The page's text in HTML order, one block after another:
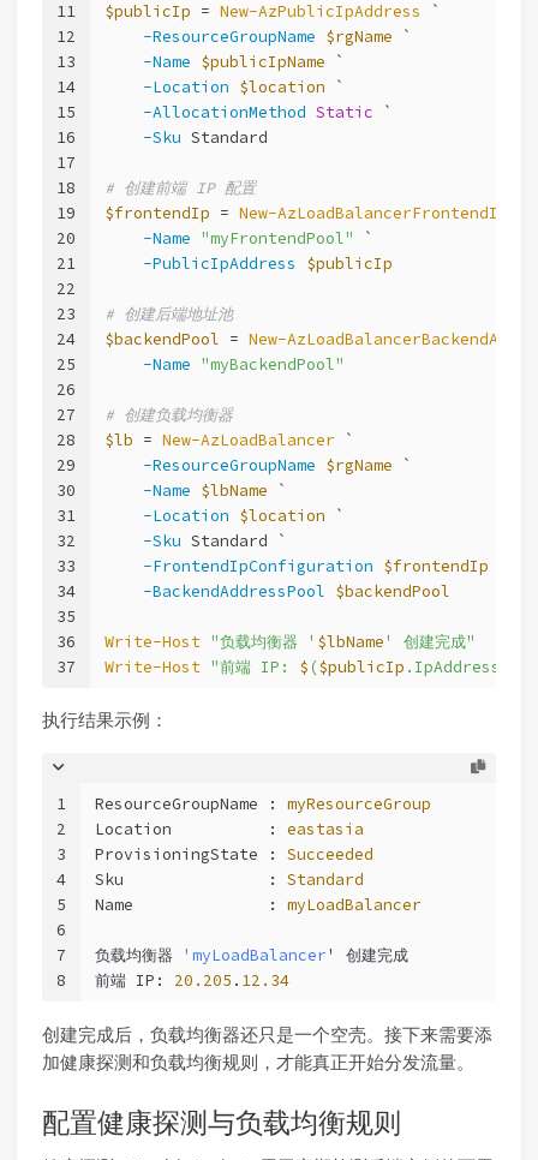
11
12
13
14
15
16
17
18
19
20
21
22
23
24
25
26
27
28
29
30
31
32
33
34
35
36
37
$publicIp = New-AzPublicIpAddress `
-ResourceGroupName $rgName `
-Name $publicIpName `
-Location $location `
-AllocationMethod Static `
-Sku Standard
# 创建前端 IP 配置
$frontendIp = New-
-Name "myFrontendPool" `
-PublicIpAddress
$publicIp
# 创建后端地址池
$backendPool = New-
-Name "myBackendPool"
# 创建负载均衡器
$lb = New-AzLoadBalancer `
-ResourceGroupName $rgName `
-Name $lbName `
-Location $location `
-Sku Standard `
-FrontendIpConfiguration $frontendIp
-BackendAddressPool $backendPool
Write-Host "负载均衡器 ' $lbName' 创建完成"
Write-Host "前端 IP: $ ($publicIp .IpAddress)"
执行结果示例：
1
2
3
4
5
6
7
8
ResourceGroupName : myResourceGroup
Location          : eastasia
ProvisioningState : Succeeded
Sku               : Standard
Name              : myLoadBalancer
负载均衡器 'myLoadBalancer' 创建完成
前端 IP: 20.205 . 12.34
创建完成后，负载均衡器还只是一个空壳。接下来需要添
加健康探测和负载均衡规则，才能真正开始分发流量。
配置健康探测与负载均衡规则